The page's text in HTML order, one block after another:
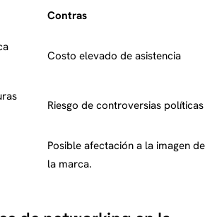
Contras
Costo elevado de asistencia
Riesgo de controversias políticas
Posible afectación a la imagen de
la marca.